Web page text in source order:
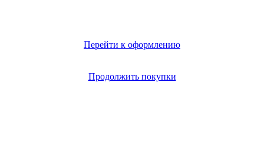
Перейти к оформлению
Продолжить покупки